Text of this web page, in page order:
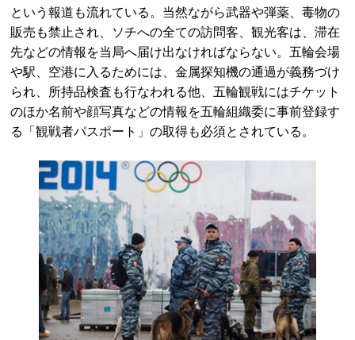
という報道も流れている。当然ながら武器や弾薬、毒物の
販売も禁止され、ソチへの全ての訪問客、観光客は、滞在
先などの情報を当局へ届け出なければならない。五輪会場
や駅、空港に入るためには、金属探知機の通過が義務づけ
られ、所持品検査も行なわれる他、五輪観戦にはチケット
のほか名前や顔写真などの情報を五輪組織委に事前登録す
る「観戦者パスポート」の取得も必須とされている。